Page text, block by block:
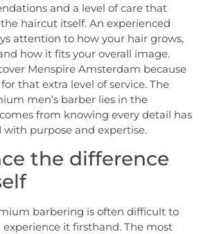
and a level of care that
haircut itself. An experienced
attention to how your hair grows,
how it fits your overall image.
Menspire Amsterdam because
that extra level of service. The
men’s barber lies in the
from knowing every detail has
with purpose and expertise.
the difference
barbering is often difficult to
it firsthand. The most